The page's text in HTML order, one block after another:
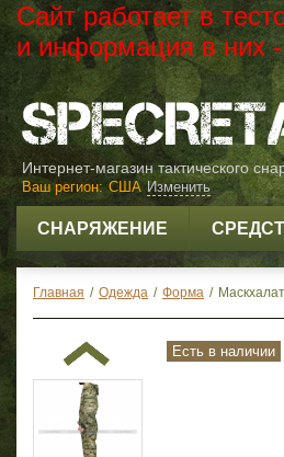
Сайт работает в
и информация в
Интернет-магазин тактического
Изменить
Ваш регион: США
СНАРЯЖЕНИЕ
Главная / Одежда / Форма /
Есть в наличии